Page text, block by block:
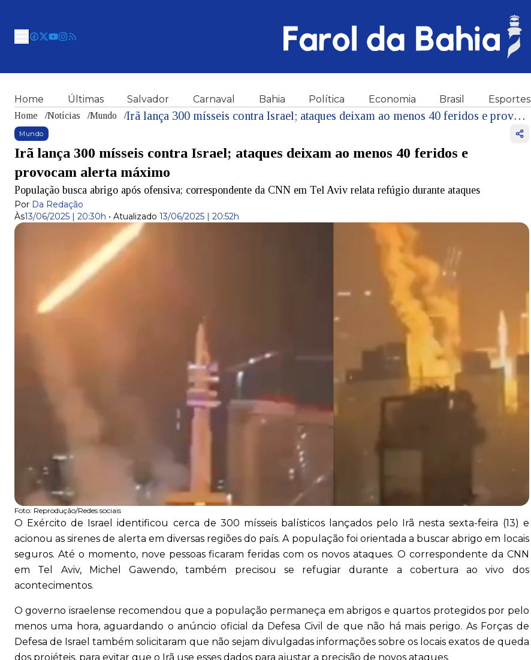
Home Últimas Salvador Carnaval Bahia Política Economia Brasil Esportes
Home /Notícias /Mundo / Irã lança 300 mísseis contra Israel; ataques deixam ao menos 40 feridos e provocam alerta máximo
Mundo
Irã lança 300 mísseis contra Israel; ataques deixam ao menos 40 feridos e
provocam alerta máximo
População busca abrigo após ofensiva; correspondente da CNN em Tel Aviv relata refúgio durante ataques
Por Da Redação
Às13/06/2025 | 20:30h • Atualizado 13/06/2025 | 20:52h
Foto: Reprodução/Redes sociais
O Exército de Israel identificou cerca de 300 mísseis balísticos lançados pelo Irã nesta sexta-feira (13) e
acionou as sirenes de alerta em diversas regiões do país. A população foi orientada a buscar abrigo em locais
seguros. Até o momento, nove pessoas ficaram feridas com os novos ataques. O correspondente da CNN
em Tel Aviv, Michel Gawendo, também precisou se refugiar durante a cobertura ao vivo dos
acontecimentos.
O governo israelense recomendou que a população permaneça em abrigos e quartos protegidos por pelo
menos uma hora, aguardando o anúncio oficial da Defesa Civil de que não há mais perigo. As Forças de
Defesa de Israel também solicitaram que não sejam divulgadas informações sobre os locais exatos de queda
dos projéteis, para evitar que o Irã use esses dados para ajustar a precisão de novos ataques.